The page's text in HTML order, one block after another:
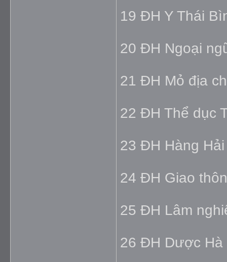
19 ĐH Y Thái
20 ĐH Ngoại
21 ĐH Mỏ địa
22 ĐH Thể dục
23 ĐH Hàng
24 ĐH Giao
25 ĐH Lâm
26 ĐH Dược Hà